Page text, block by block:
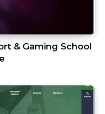
& Gaming School